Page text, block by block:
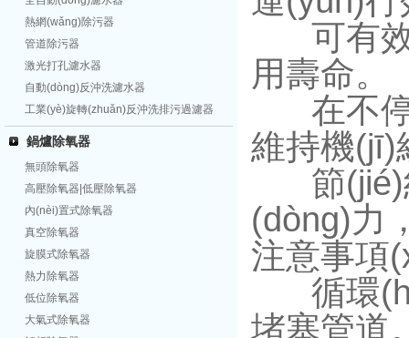
熱網(wǎng)除污器
管道除污器
激光打孔濾水器
自動(dòng)反沖洗濾水器
工業(yè)旋轉(zhuǎn)反沖洗排污過濾器
鍋爐除氧器
無頭除氧器
高壓除氧器|低壓除氧器
內(nèi)置式除氧器
真空除氧器
旋膜式除氧器
熱力除氧器
低位除氧器
大氣式除氧器
可有效
用壽命。
在不停
維持機(jī)
節(jié)
(dòng)力
注意事項
循環
堵塞管道